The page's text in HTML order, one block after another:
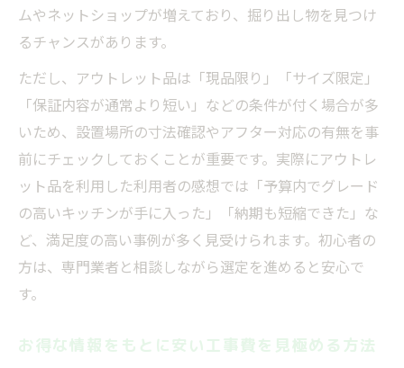
ムやネットショップが増えており、掘り出し物を見つけ
るチャンスがあります。
ただし、アウトレット品は「現品限り」「サイズ限定」
「保証内容が通常より短い」などの条件が付く場合が多
いため、設置場所の寸法確認やアフター対応の有無を事
前にチェックしておくことが重要です。実際にアウトレ
ット品を利用した利用者の感想では「予算内でグレード
の高いキッチンが手に入った」「納期も短縮できた」な
ど、満足度の高い事例が多く見受けられます。初心者の
方は、専門業者と相談しながら選定を進めると安心で
す。
お得な情報をもとに安い工事費を見極める方法